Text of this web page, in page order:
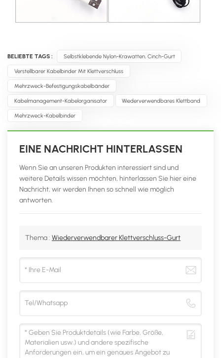
BELIEBTE TAGS : Selbstklebende Nylon-Krawatten, Cinch-Gurt
Verstellbarer Kabelbinder Mit Klettverschluss
Mehrzweck-Befestigungskabelbänder
Kabelmanagement-Kabelorganisator Wiederverwendbares Klettband
Mehrzweck-Kabelbinder
EINE NACHRICHT HINTERLASSEN
Wenn Sie an unseren Produkten interessiert sind und
weitere Details wissen möchten, hinterlassen Sie hier eine
Nachricht, wir werden Ihnen so schnell wie möglich
antworten.
Thema : Wiederverwendbarer Klettverschluss-Gurt